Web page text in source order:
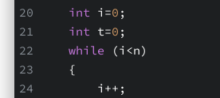
int i=0 ;
int t=0 ;
while (i<n)
    {
        i++;